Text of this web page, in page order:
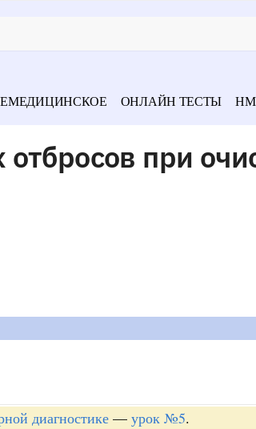
ОНЛАЙН ТЕСТЫ
при
диагностике — урок №5.